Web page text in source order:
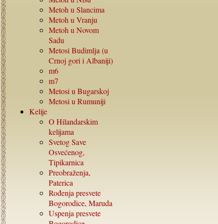
Metoh u Slancima
Metoh u Vranju
Metoh u Novom
Sadu
Metosi Budimlja (u
Crnoj gori i Albaniji)
m6
m7
Metosi u Bugarskoj
Metosi u Rumuniji
Kelije
O Hilandarskim
kelijama
Svetog Save
Osvećenog,
Tipikarnica
Preobraženja,
Paterica
Rođenja presvete
Bogorodice, Maruda
Uspenja presvete